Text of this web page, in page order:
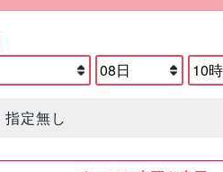
指定無し